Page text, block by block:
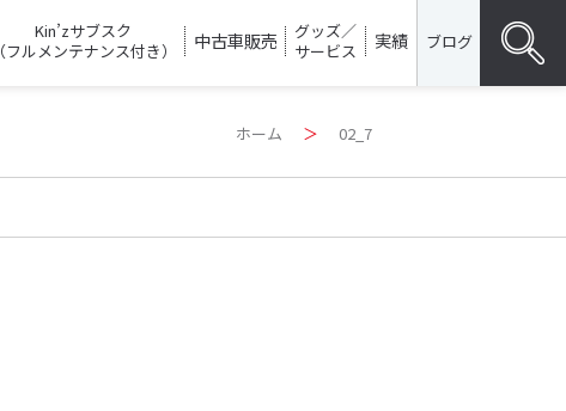
Kin’zサブスク
（フルメンテナンス付き）
中古車販売
グッズ／
サービス
実績 ブログ
ホーム ＞ 02_7